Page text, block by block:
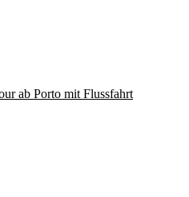
ab Porto mit Flussfahrt